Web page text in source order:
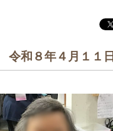
令和８年４月１１日